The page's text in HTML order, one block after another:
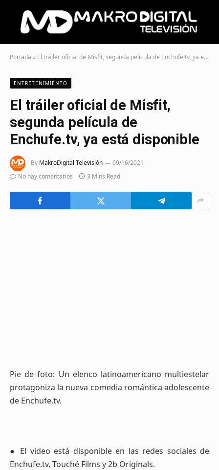
Portada » El tráiler oficial de Misfit, segunda película de Enchufe.tv, ya está disponible
ENTRETENIMIENTO
El tráiler oficial de Misfit,
segunda película de
Enchufe.tv, ya está disponible
By MakroDigital Televisión
09/16/2021
No hay comentarios
3 Mins Read
Pie de foto: Un elenco latinoamericano multiestelar
protagoniza la nueva comedia romántica adolescente
de Enchufe.tv.
● El video está disponible en las redes sociales de
Enchufe.tv, Touché Films y 2b Originals.